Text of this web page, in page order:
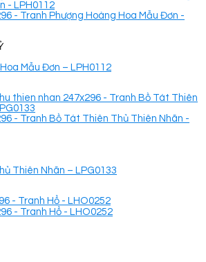
Mẫu Đơn – LPH0112
Thiên Nhãn – LPG0133